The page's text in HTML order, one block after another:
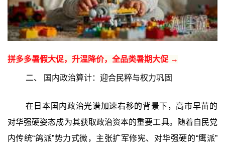
拼多多暑假大促，升温降价，全品类暑期大促 →
二、 国内政治算计：迎合民粹与权力巩固
在日本国内政治光谱加速右移的背景下，高市早苗的
对华强硬姿态成为其获取政治资本的重要工具。随着自民党
内传统“鸽派”势力式微，主张扩军修宪、对华强硬的“鹰派”